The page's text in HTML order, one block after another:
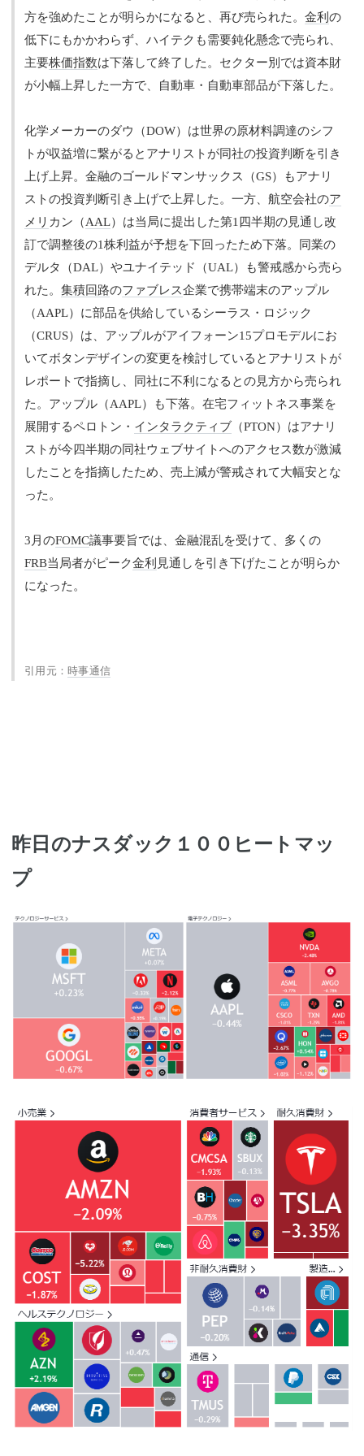
方を強めたことが明らかになると、再び売られた。 金利 の
低下にもかかわらず、ハイテクも需要鈍化懸念で売られ、
主要株価指数は下落して終了した。セクター別では資本財
が小幅上昇した一方で、自動車・自動車部品が下落した。
化学メーカーのダウ（DOW）は世界の原材料調達のシフ
トが収益増に繋がるとアナリストが同社の投資判断を引き
上げ上昇。金融のゴールドマンサックス（GS）もアナリ
ストの投資判断引き上げで上昇した。一方、航空会社のア
メリ カン（AAL）は当局に提出した第1四半期の見通し改
訂で調整後の1株利益が予想を下回ったため下落。同業の
デルタ（DAL）やユナイテッド（UAL）も警戒感から売ら
れた。 集積回路のファブレス企業で携帯端末のアップル
（AAPL）に部品を供給しているシーラス・ロジック
（CRUS）は、アップルがアイフォーン15プロモデルにお
いてボタンデザインの変更を検討しているとアナリストが
レポートで指摘し、同社に不利になるとの見方から売られ
た。アップル（AAPL）も下落。在宅フィットネス事業を
展開するペロトン・ インタラクティブ （PTON）はアナリ
ストが今四半期の同社ウェブサイトへのアクセス数が激減
したことを指摘したため、売上減が警戒されて大幅安とな
った。
3月のFOMC議事要旨では、金融混乱を受けて、多くの
FRB当局者がピーク金利 見通しを引き下げたことが明らか
になった。
引用元： 時事通信
昨日のナスダック１００ヒートマッ
プ